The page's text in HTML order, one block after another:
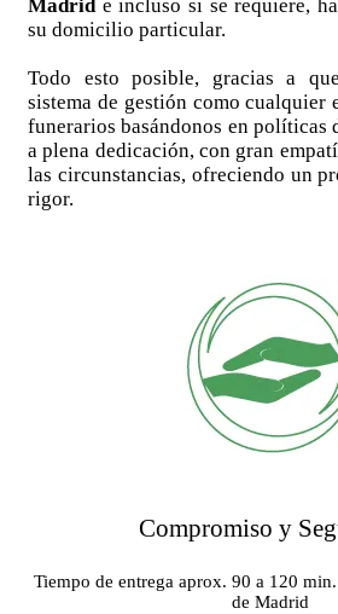
Madrid e incluso si se requiere,
su domicilio particular.
Todo esto posible, gracias a
sistema de gestión como cualquier
funerarios basándonos en políticas
a plena dedicación, con gran
las circunstancias, ofreciendo un
rigor.
Compromiso y
Tiempo de entrega aprox. 90 a 120
de Madrid